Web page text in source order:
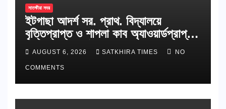
সাতক্ষীরা সদর
ইটগাছা আদর্শ সর. প্রাথ. বিদ্যালয়ে
বৃত্তিপ্রাপ্ত ও শাপলা কাব অ্যাওয়ার্ডপ্রাপ্ত
শিক্ষার্থীদের সংবর্ধনা
AUGUST 6, 2026 SATKHIRA TIMES NO
COMMENTS